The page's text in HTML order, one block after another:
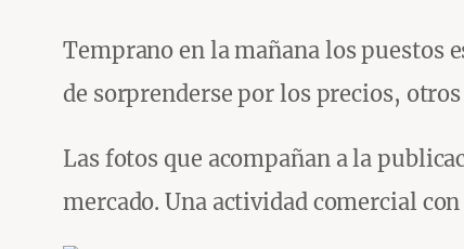
Temprano en la mañana los puestos
de sorprenderse por los precios,
Las fotos que acompañan a la
mercado. Una actividad comercial